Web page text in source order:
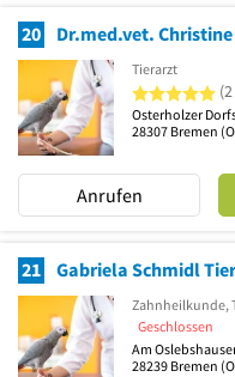
20 Dr.med.vet.
Tierarzt
5
Osterholzer
28307 Bremen
Anrufen
21 Gabriela Schmidl
Zahnheilkunde,
Geschlossen
Am
28239 Bremen